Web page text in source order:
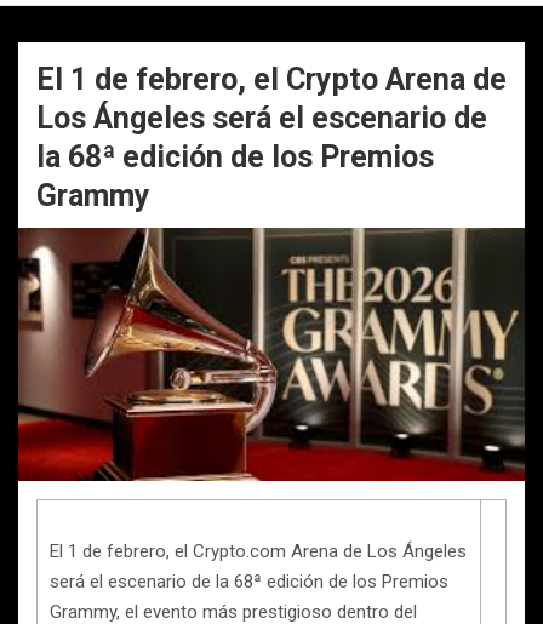
El 1 de febrero, el Crypto Arena de
Los Ángeles será el escenario de
la 68ª edición de los Premios
Grammy
El 1 de febrero, el Crypto.com Arena de Los Ángeles
será el escenario de la 68ª edición de los Premios
Grammy, el evento más prestigioso dentro del